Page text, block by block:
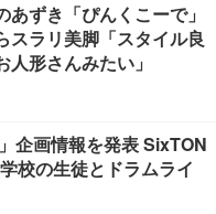
ずき「ぴんくこーで」
スラリ美脚「スタイル良
人形さんみたい」
企画情報を発表 SixTON
校の生徒とドラムライ